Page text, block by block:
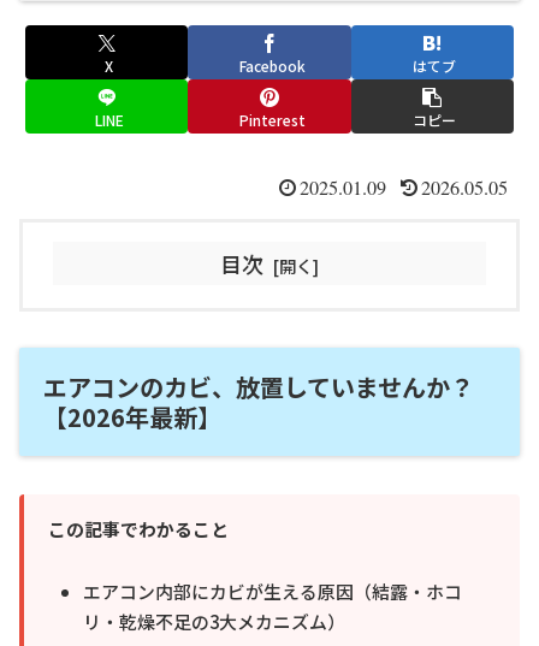
X Facebook はてブ
LINE Pinterest コピー
2025.01.09 2026.05.05
目次
エアコンのカビ、放置していませんか？
【2026年最新】
この記事でわかること
エアコン内部にカビが生える原因（結露・ホコ
リ・乾燥不足の3大メカニズム）